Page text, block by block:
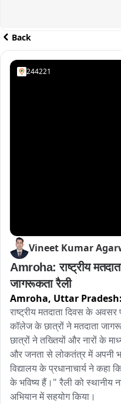
Back
244221
Vineet Kumar
Amroha: राष्ट्रीय
जागरूकता रैली
Amroha, Uttar Pradesh:
राष्ट्रीय मतदाता दिवस के
कॉलेज के छात्रों ने मतदाता
छात्रों ने तख्तियों और नारों के
और जनता से लोकतंत्र में अपनी
विद्यालय के प्रधानाचार्य ने
के भविष्य हैं।" रैली को स्थानीय
अभियान में सहयोग किया।